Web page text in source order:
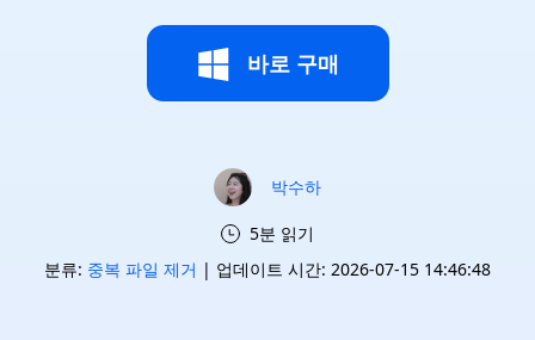
바로 구매
박수하
5분 읽기
분류: 중복 파일 제거 | 업데이트 시간: 2026-07-15 14:46:48